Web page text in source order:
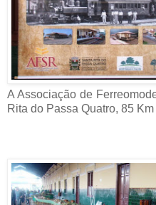
A Associação de
Rita do Passa Quatro, 85